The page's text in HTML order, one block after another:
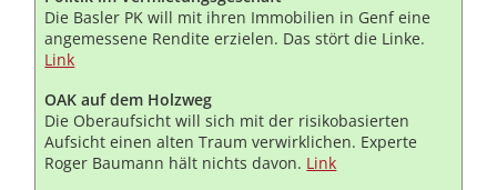
Die Basler PK will mit ihren Immobilien in Genf eine
angemessene Rendite erzielen. Das stört die Linke.
Link
OAK auf dem Holzweg
Die Oberaufsicht will sich mit der risikobasierten
Aufsicht einen alten Traum verwirklichen. Experte
Roger Baumann hält nichts davon. Link